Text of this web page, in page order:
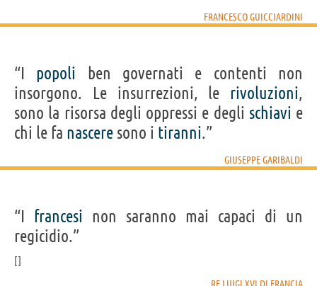
FRANCESCO GUICCIARDINI
“I popoli ben governati e contenti non
insorgono. Le insurrezioni, le rivoluzioni,
sono la risorsa degli oppressi e degli schiavi e
chi le fa nascere sono i tiranni.”
GIUSEPPE GARIBALDI
“I francesi non saranno mai capaci di un
regicidio.”
RE LUIGI XVI DI FRANCIA